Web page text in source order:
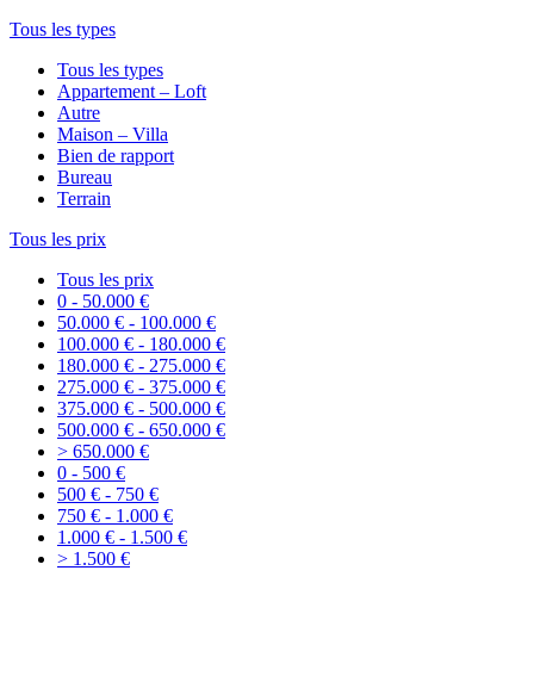
Tous les types
Tous les types
Appartement – Loft
Autre
Maison – Villa
Bien de rapport
Bureau
Terrain
Tous les prix
Tous les prix
0 - 50.000 €
50.000 € - 100.000 €
100.000 € - 180.000 €
180.000 € - 275.000 €
275.000 € - 375.000 €
375.000 € - 500.000 €
500.000 € - 650.000 €
> 650.000 €
0 - 500 €
500 € - 750 €
750 € - 1.000 €
1.000 € - 1.500 €
> 1.500 €